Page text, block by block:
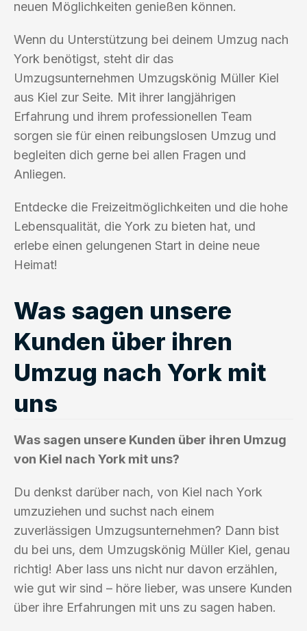
neuen Möglichkeiten genießen können.
Wenn du Unterstützung bei deinem Umzug nach
York benötigst, steht dir das
Umzugsunternehmen Umzugskönig Müller Kiel
aus Kiel zur Seite. Mit ihrer langjährigen
Erfahrung und ihrem professionellen Team
sorgen sie für einen reibungslosen Umzug und
begleiten dich gerne bei allen Fragen und
Anliegen.
Entdecke die Freizeitmöglichkeiten und die hohe
Lebensqualität, die York zu bieten hat, und
erlebe einen gelungenen Start in deine neue
Heimat!
Was sagen unsere
Kunden über ihren
Umzug nach York mit
uns
Was sagen unsere Kunden über ihren Umzug
von Kiel nach York mit uns?
Du denkst darüber nach, von Kiel nach York
umzuziehen und suchst nach einem
zuverlässigen Umzugsunternehmen? Dann bist
du bei uns, dem Umzugskönig Müller Kiel, genau
richtig! Aber lass uns nicht nur davon erzählen,
wie gut wir sind – höre lieber, was unsere Kunden
über ihre Erfahrungen mit uns zu sagen haben.